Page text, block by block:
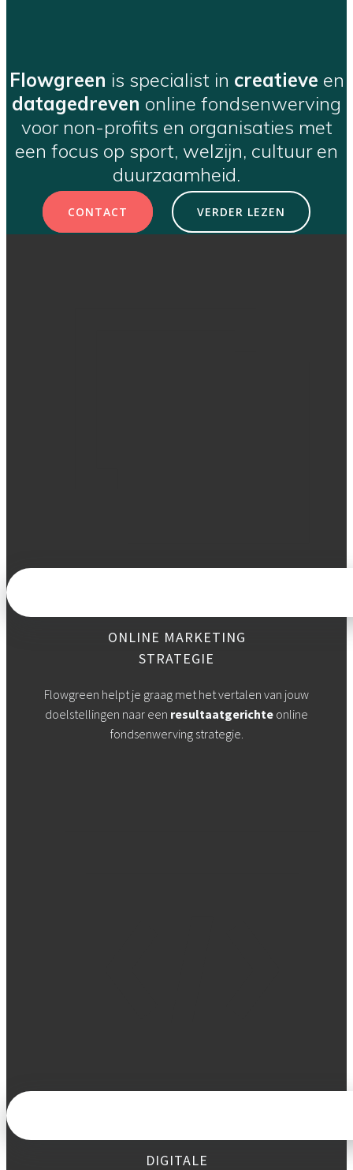
Flowgreen is specialist in creatieve en
datagedreven online fondsenwerving
voor non-profits en organisaties met
een focus op sport, welzijn, cultuur en
duurzaamheid.
CONTACT VERDER LEZEN
ONLINE MARKETING
STRATEGIE
Flowgreen helpt je graag met het vertalen van jouw
doelstellingen naar een resultaatgerichte online
fondsenwerving strategie.
DIGITALE